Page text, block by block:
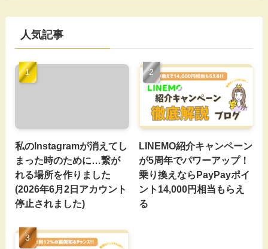
人気記事
私のInstagramが消えてし
まった時のために…繋が
れる場所を作りました
(2026年6月2日アカウント
停止されました)
LINEMO紹介キャンペーン
が5周年でパワーアップ！
乗り換えならPayPayポイ
ント14,000円相当もらえ
る